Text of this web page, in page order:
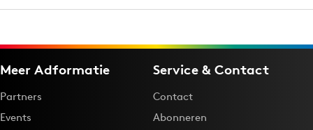
Meer Adformatie
Partners
Events
Service & Contact
Contact
Abonneren